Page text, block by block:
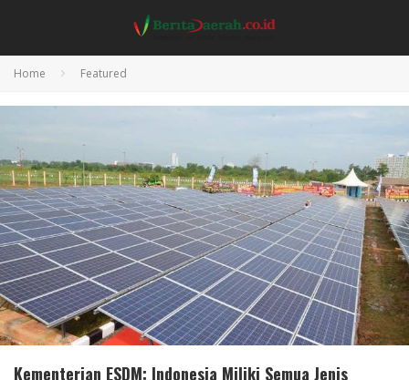
Home Featured
Kementerian ESDM: Indonesia Miliki Semua Jenis